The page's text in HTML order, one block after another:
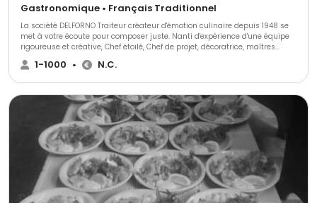
Gastronomique • Français Traditionnel
La société DELFORNO Traiteur créateur d'émotion culinaire depuis 1948 se
met à votre écoute pour composer juste. Nanti d'expérience d'une équipe
rigoureuse et créative, Chef étoilé, Chef de projet, décoratrice, maîtres
d'hôtel. Nous elaborons votre journée en adéquation avec vos attentes.
Nous saurons lui donner la valeur que vous lui accordez. Valeur de service
1-1000 • N.C.